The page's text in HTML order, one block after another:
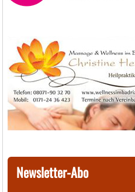
Newsletter-Abo